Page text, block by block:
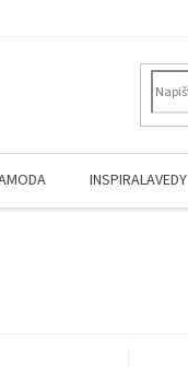
INSPIRALAVEDY